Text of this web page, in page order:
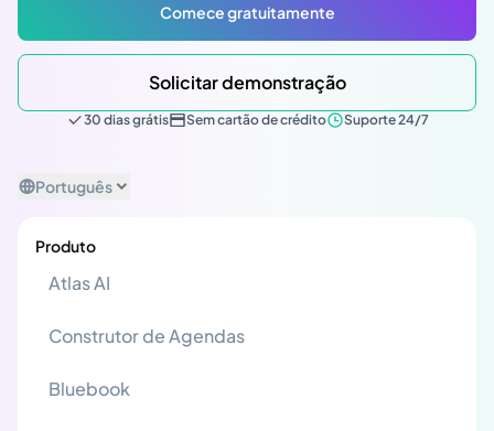
Comece gratuitamente
Solicitar demonstração
30 dias grátis Sem cartão de crédito Suporte 24/7
Português
Produto
Atlas AI
Construtor de Agendas
Bluebook